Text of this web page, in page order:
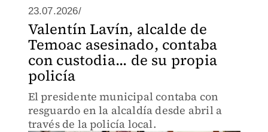
23.07.2026/
Valentín Lavín, alcalde de
Temoac asesinado, contaba
con custodia... de su propia
policía
El presidente municipal contaba con
resguardo en la alcaldía desde abril a
través de la policía local.